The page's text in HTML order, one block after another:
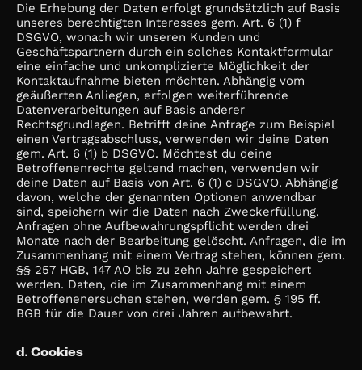
Die Erhebung der Daten erfolgt grundsätzlich auf Basis
unseres berechtigten Interesses gem. Art. 6 (1) f
DSGVO, wonach wir unseren Kunden und
Geschäftspartnern durch ein solches Kontaktformular
eine einfache und unkomplizierte Möglichkeit der
Kontaktaufnahme bieten möchten. Abhängig vom
geäußerten Anliegen, erfolgen weiterführende
Datenverarbeitungen auf Basis anderer
Rechtsgrundlagen. Betrifft deine Anfrage zum Beispiel
einen Vertragsabschluss, verwenden wir deine Daten
gem. Art. 6 (1) b DSGVO. Möchtest du deine
Betroffenenrechte geltend machen, verwenden wir
deine Daten auf Basis von Art. 6 (1) c DSGVO. Abhängig
davon, welche der genannten Optionen anwendbar
sind, speichern wir die Daten nach Zweckerfüllung.
Anfragen ohne Aufbewahrungspflicht werden drei
Monate nach der Bearbeitung gelöscht. Anfragen, die im
Zusammenhang mit einem Vertrag stehen, können gem.
§§ 257 HGB, 147 AO bis zu zehn Jahre gespeichert
werden. Daten, die im Zusammenhang mit einem
Betroffenenersuchen stehen, werden gem. § 195 ff.
BGB für die Dauer von drei Jahren aufbewahrt.
d. Cookies